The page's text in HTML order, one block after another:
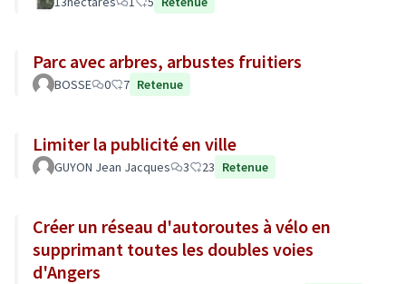
Parc avec arbres, arbustes fruitiers
BOSSE 0 7 Retenue
Limiter la publicité en ville
GUYON Jean Jacques 3 23 Retenue
Créer un réseau d'autoroutes à vélo en
supprimant toutes les doubles voies
d'Angers